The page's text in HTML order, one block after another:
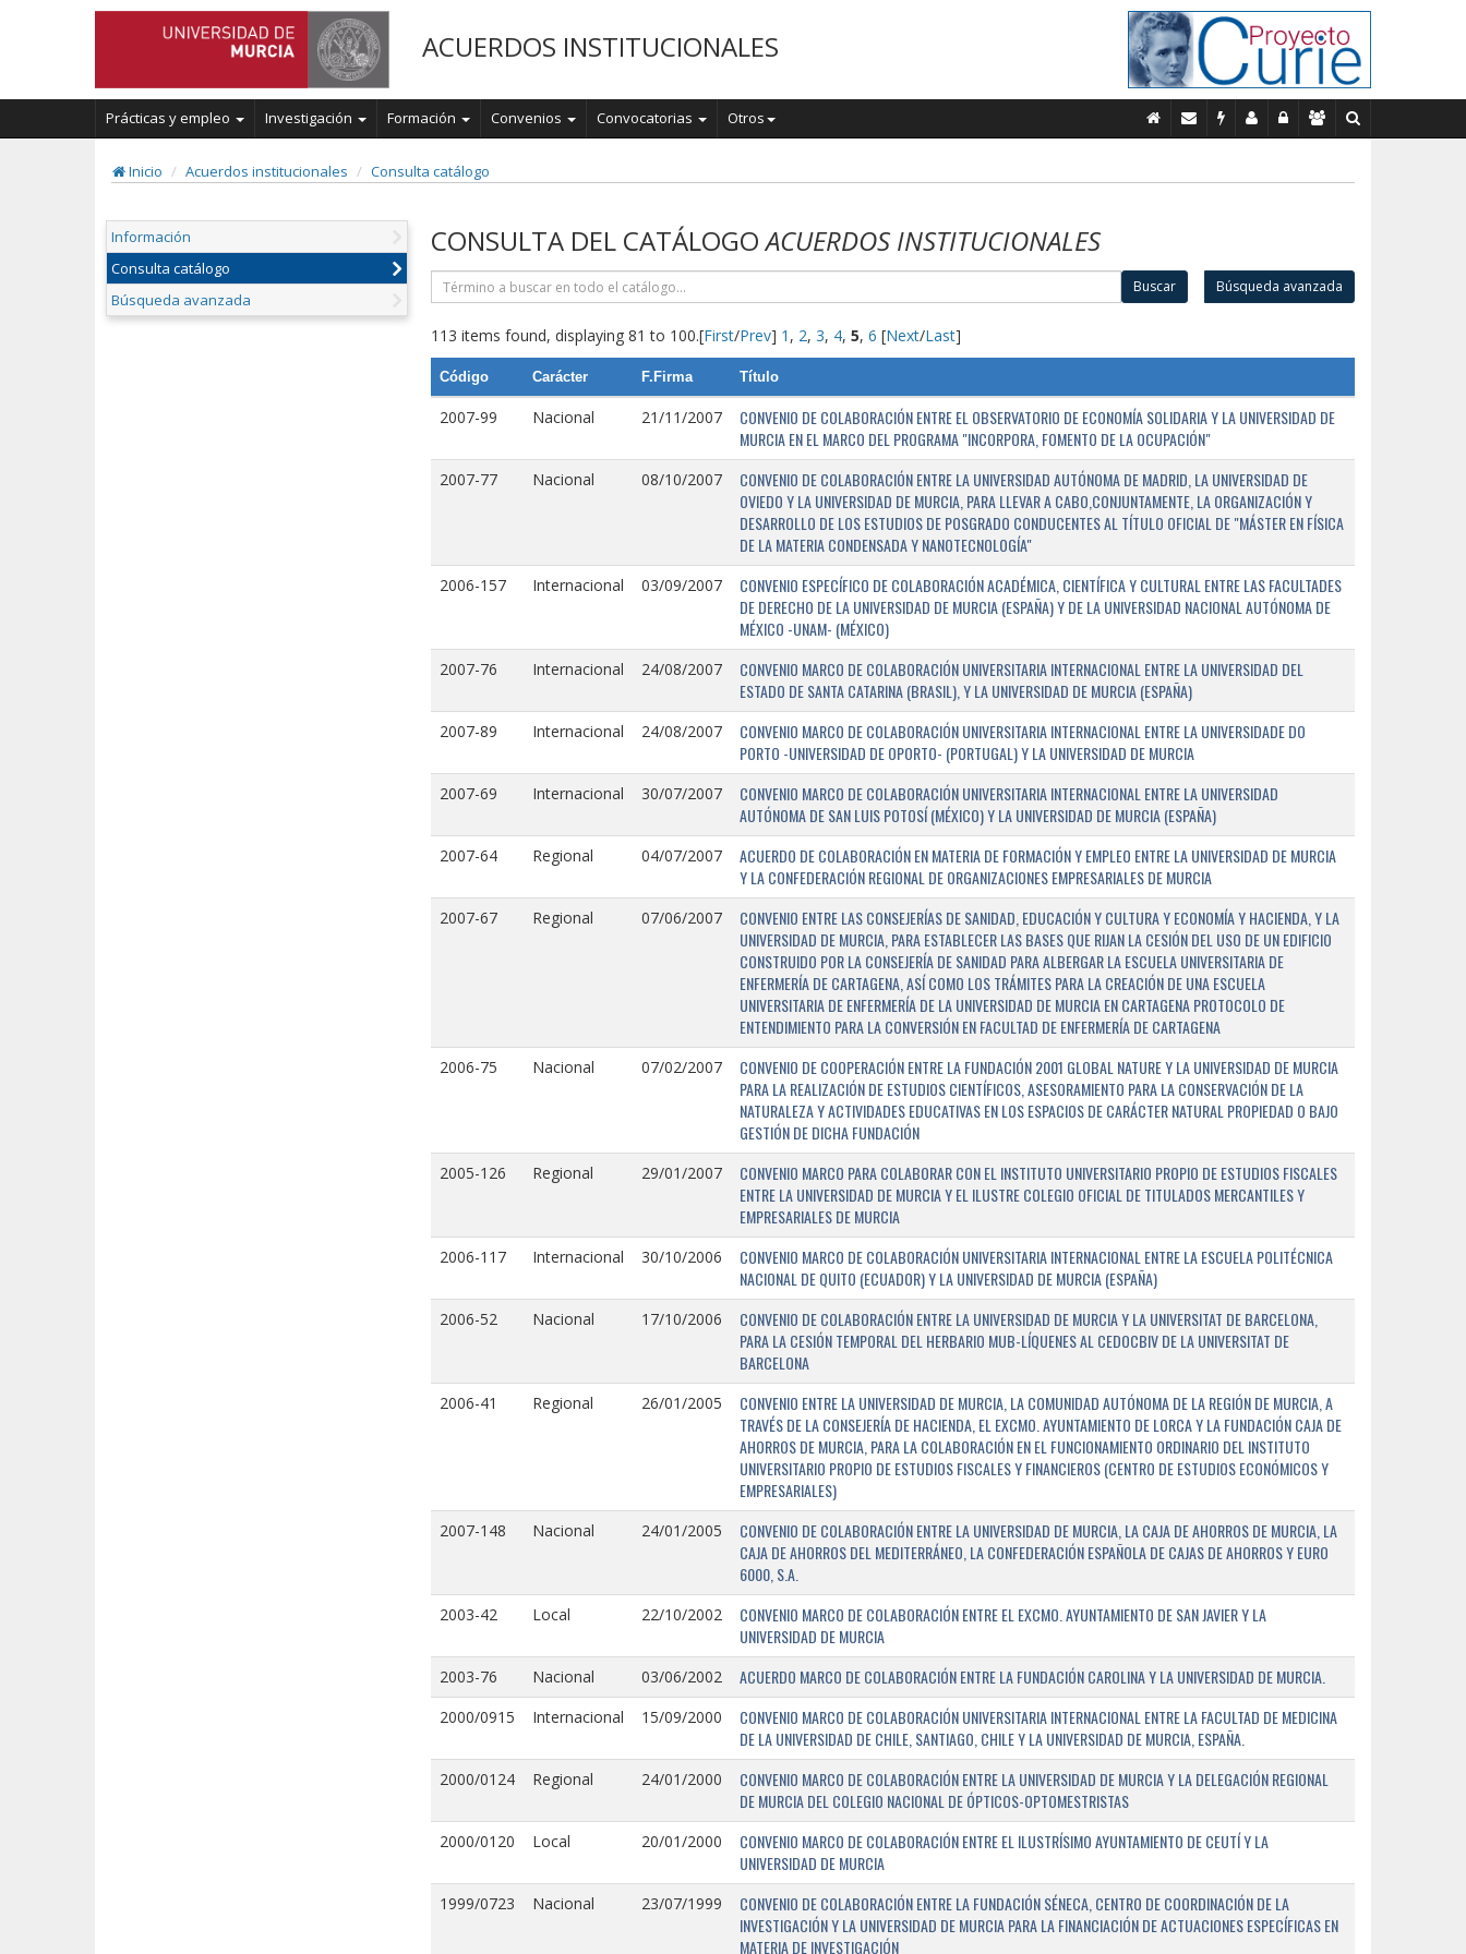
ACUERDOS INSTITUCIONALES
Prácticas y empleo Investigación Formación Convenios Convocatorias Otros
Inicio Acuerdos institucionales Consulta catálogo
Información
Consulta catálogo
Búsqueda avanzada
CONSULTA DEL CATÁLOGOACUERDOS INSTITUCIONALES
Buscar Búsqueda avanzada
113 items found, displaying 81 to 100.[First/Prev] 1 , 2, 3, 4, 5, 6 [Next/Last]
Código Carácter F.Firma Título
2007-99 Nacional 21/11/2007
CONVENIO DE COLABORACIÓN ENTRE EL OBSERVATORIO DE ECONOMÍA SOLIDARIA Y LA UNIVERSIDAD DE
MURCIA EN EL MARCO DEL PROGRAMA "INCORPORA, FOMENTO DE LA OCUPACIÓN"
2007-77 Nacional 08/10/2007
CONVENIO DE COLABORACIÓN ENTRE LA UNIVERSIDAD AUTÓNOMA DE MADRID, LA UNIVERSIDAD DE
OVIEDO Y LA UNIVERSIDAD DE MURCIA, PARA LLEVAR A CABO,CONJUNTAMENTE, LA ORGANIZACIÓN Y
DESARROLLO DE LOS ESTUDIOS DE POSGRADO CONDUCENTES AL TÍTULO OFICIAL DE "MÁSTER EN FÍSICA
DE LA MATERIA CONDENSADA Y NANOTECNOLOGÍA"
2006-157 Internacional 03/09/2007
CONVENIO ESPECÍFICO DE COLABORACIÓN ACADÉMICA, CIENTÍFICA Y CULTURAL ENTRE LAS FACULTADES
DE DERECHO DE LA UNIVERSIDAD DE MURCIA (ESPAÑA) Y DE LA UNIVERSIDAD NACIONAL AUTÓNOMA DE
MÉXICO -UNAM- (MÉXICO)
2007-76 Internacional 24/08/2007
CONVENIO MARCO DE COLABORACIÓN UNIVERSITARIA INTERNACIONAL ENTRE LA UNIVERSIDAD DEL
ESTADO DE SANTA CATARINA (BRASIL), Y LA UNIVERSIDAD DE MURCIA (ESPAÑA)
2007-89 Internacional 24/08/2007
CONVENIO MARCO DE COLABORACIÓN UNIVERSITARIA INTERNACIONAL ENTRE LA UNIVERSIDADE DO
PORTO -UNIVERSIDAD DE OPORTO- (PORTUGAL) Y LA UNIVERSIDAD DE MURCIA
2007-69 Internacional 30/07/2007
CONVENIO MARCO DE COLABORACIÓN UNIVERSITARIA INTERNACIONAL ENTRE LA UNIVERSIDAD
AUTÓNOMA DE SAN LUIS POTOSÍ (MÉXICO) Y LA UNIVERSIDAD DE MURCIA (ESPAÑA)
2007-64 Regional 04/07/2007
ACUERDO DE COLABORACIÓN EN MATERIA DE FORMACIÓN Y EMPLEO ENTRE LA UNIVERSIDAD DE MURCIA
Y LA CONFEDERACIÓN REGIONAL DE ORGANIZACIONES EMPRESARIALES DE MURCIA
2007-67 Regional 07/06/2007
CONVENIO ENTRE LAS CONSEJERÍAS DE SANIDAD, EDUCACIÓN Y CULTURA Y ECONOMÍA Y HACIENDA, Y LA
UNIVERSIDAD DE MURCIA, PARA ESTABLECER LAS BASES QUE RIJAN LA CESIÓN DEL USO DE UN EDIFICIO
CONSTRUIDO POR LA CONSEJERÍA DE SANIDAD PARA ALBERGAR LA ESCUELA UNIVERSITARIA DE
ENFERMERÍA DE CARTAGENA, ASÍ COMO LOS TRÁMITES PARA LA CREACIÓN DE UNA ESCUELA
UNIVERSITARIA DE ENFERMERÍA DE LA UNIVERSIDAD DE MURCIA EN CARTAGENA PROTOCOLO DE
ENTENDIMIENTO PARA LA CONVERSIÓN EN FACULTAD DE ENFERMERÍA DE CARTAGENA
2006-75 Nacional 07/02/2007
CONVENIO DE COOPERACIÓN ENTRE LA FUNDACIÓN 2001 GLOBAL NATURE Y LA UNIVERSIDAD DE MURCIA
PARA LA REALIZACIÓN DE ESTUDIOS CIENTÍFICOS, ASESORAMIENTO PARA LA CONSERVACIÓN DE LA
NATURALEZA Y ACTIVIDADES EDUCATIVAS EN LOS ESPACIOS DE CARÁCTER NATURAL PROPIEDAD O BAJO
GESTIÓN DE DICHA FUNDACIÓN
2005-126 Regional 29/01/2007
CONVENIO MARCO PARA COLABORAR CON EL INSTITUTO UNIVERSITARIO PROPIO DE ESTUDIOS FISCALES
ENTRE LA UNIVERSIDAD DE MURCIA Y EL ILUSTRE COLEGIO OFICIAL DE TITULADOS MERCANTILES Y
EMPRESARIALES DE MURCIA
2006-117 Internacional 30/10/2006
CONVENIO MARCO DE COLABORACIÓN UNIVERSITARIA INTERNACIONAL ENTRE LA ESCUELA POLITÉCNICA
NACIONAL DE QUITO (ECUADOR) Y LA UNIVERSIDAD DE MURCIA (ESPAÑA)
2006-52 Nacional 17/10/2006
CONVENIO DE COLABORACIÓN ENTRE LA UNIVERSIDAD DE MURCIA Y LA UNIVERSITAT DE BARCELONA,
PARA LA CESIÓN TEMPORAL DEL HERBARIO MUB-LÍQUENES AL CEDOCBIV DE LA UNIVERSITAT DE
BARCELONA
2006-41 Regional 26/01/2005
CONVENIO ENTRE LA UNIVERSIDAD DE MURCIA, LA COMUNIDAD AUTÓNOMA DE LA REGIÓN DE MURCIA, A
TRAVÉS DE LA CONSEJERÍA DE HACIENDA, EL EXCMO. AYUNTAMIENTO DE LORCA Y LA FUNDACIÓN CAJA DE
AHORROS DE MURCIA, PARA LA COLABORACIÓN EN EL FUNCIONAMIENTO ORDINARIO DEL INSTITUTO
UNIVERSITARIO PROPIO DE ESTUDIOS FISCALES Y FINANCIEROS (CENTRO DE ESTUDIOS ECONÓMICOS Y
EMPRESARIALES)
2007-148 Nacional 24/01/2005
CONVENIO DE COLABORACIÓN ENTRE LA UNIVERSIDAD DE MURCIA, LA CAJA DE AHORROS DE MURCIA, LA
CAJA DE AHORROS DEL MEDITERRÁNEO, LA CONFEDERACIÓN ESPAÑOLA DE CAJAS DE AHORROS Y EURO
6000, S.A.
2003-42 Local 22/10/2002
CONVENIO MARCO DE COLABORACIÓN ENTRE EL EXCMO. AYUNTAMIENTO DE SAN JAVIER Y LA
UNIVERSIDAD DE MURCIA
2003-76 Nacional 03/06/2002 ACUERDO MARCO DE COLABORACIÓN ENTRE LA FUNDACIÓN CAROLINA Y LA UNIVERSIDAD DE MURCIA.
2000/0915 Internacional 15/09/2000
CONVENIO MARCO DE COLABORACIÓN UNIVERSITARIA INTERNACIONAL ENTRE LA FACULTAD DE MEDICINA
DE LA UNIVERSIDAD DE CHILE, SANTIAGO, CHILE Y LA UNIVERSIDAD DE MURCIA, ESPAÑA.
2000/0124 Regional 24/01/2000
CONVENIO MARCO DE COLABORACIÓN ENTRE LA UNIVERSIDAD DE MURCIA Y LA DELEGACIÓN REGIONAL
DE MURCIA DEL COLEGIO NACIONAL DE ÓPTICOS-OPTOMESTRISTAS
2000/0120 Local 20/01/2000
CONVENIO MARCO DE COLABORACIÓN ENTRE EL ILUSTRÍSIMO AYUNTAMIENTO DE CEUTÍ Y LA
UNIVERSIDAD DE MURCIA
1999/0723 Nacional 23/07/1999
CONVENIO DE COLABORACIÓN ENTRE LA FUNDACIÓN SÉNECA, CENTRO DE COORDINACIÓN DE LA
INVESTIGACIÓN Y LA UNIVERSIDAD DE MURCIA PARA LA FINANCIACIÓN DE ACTUACIONES ESPECÍFICAS EN
MATERIA DE INVESTIGACIÓN